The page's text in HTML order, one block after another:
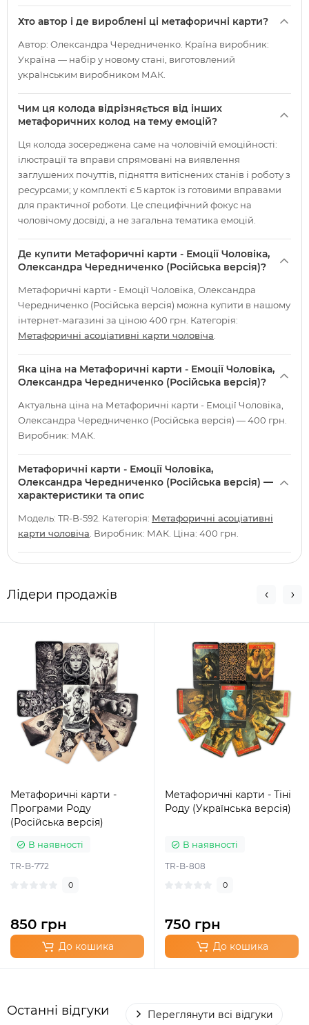
Хто автор і де вироблені ці метафоричні карти?
Автор: Олександра Чередниченко. Країна виробник:
Україна — набір у новому стані, виготовлений
українським виробником МАК.
Чим ця колода відрізняється від інших
метафоричних колод на тему емоцій?
Ця колода зосереджена саме на чоловічій емоційності:
ілюстрації та вправи спрямовані на виявлення
заглушених почуттів, підняття витіснених станів і роботу з
ресурсами; у комплекті є 5 карток із готовими вправами
для практичної роботи. Це специфічний фокус на
чоловічому досвіді, а не загальна тематика емоцій.
Де купити Метафоричні карти - Емоції Чоловіка,
Олександра Чередниченко (Російська версія)?
Метафоричні карти - Емоції Чоловіка, Олександра
Чередниченко (Російська версія) можна купити в нашому
інтернет-магазині за ціною 400 грн. Категорія:
Метафоричні асоціативні карти чоловіча
Яка ціна на Метафоричні карти - Емоції Чоловіка,
Олександра Чередниченко (Російська версія)?
Актуальна ціна на Метафоричні карти - Емоції Чоловіка,
Олександра Чередниченко (Російська версія) — 400 грн.
Виробник: МАК.
Метафоричні карти - Емоції Чоловіка,
Олександра Чередниченко (Російська версія) —
характеристики та опис
Модель: TR-B-592. Категорія: Метафоричні асоціативні
карти чоловіча . Виробник: МАК. Ціна: 400 грн.
Лідери продажів
Метафоричні карти -
Програми Роду
(Російська версія)
В наявності
TR-B-772
0
850 грн
До кошика
Метафоричні карти - Тіні
Роду (Українська версія)
В наявності
TR-B-808
0
750 грн
До кошика
Останні відгуки Переглянути всі відгуки